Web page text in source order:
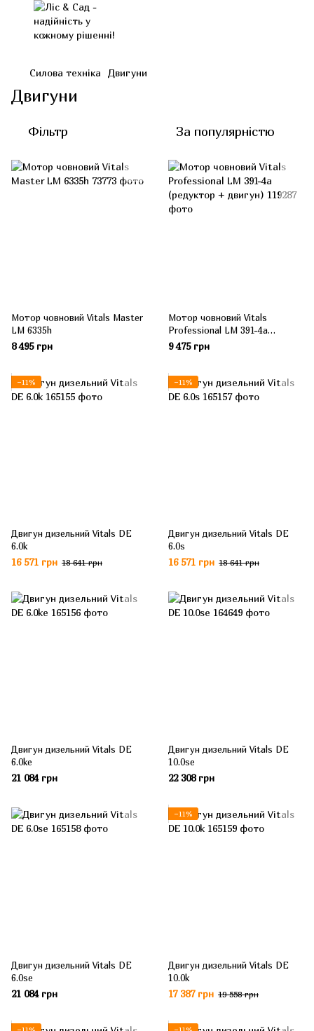
Силова техніка Двигуни
Двигуни
Фільтр За популярністю
Мотор човновий Vitals Master
LM 6335h
8 495 грн
Мотор човновий Vitals
Professional LM 391-4a
(редуктор + двигун)
9 475 грн
−11%
Двигун дизельний Vitals DE
6.0k
16 571 грн 18 641 грн
−11%
Двигун дизельний Vitals DE
6.0s
16 571 грн 18 641 грн
Двигун дизельний Vitals DE
6.0ke
21 084 грн
Двигун дизельний Vitals DE
10.0se
22 308 грн
Двигун дизельний Vitals DE
6.0se
21 084 грн
−11%
Двигун дизельний Vitals DE
10.0k
17 387 грн 19 558 грн